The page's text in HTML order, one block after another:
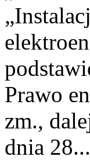
Prawo
zm.,
dnia 28...